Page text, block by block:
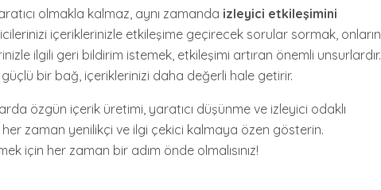
olmakla kalmaz, aynı zamanda izleyici etkileşimini
içeriklerinizle etkileşime geçirecek sorular sormak, onların
ilgili geri bildirim istemek, etkileşimi artıran önemli unsurlardır.
bir bağ, içeriklerinizi daha değerli hale getirir.
özgün içerik üretimi, yaratıcı düşünme ve izleyici odaklı
zaman yenilikçi ve ilgi çekici kalmaya özen gösterin.
için her zaman bir adım önde olmalısınız!